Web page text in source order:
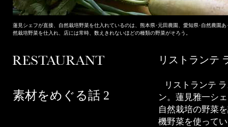
蓮見シェフが直接、自然栽培野菜を仕入れているのは、熊本県･元田農園、愛知県･自然農園
然栽培野菜を仕入れ、店には常時、数えきれないほどの種類の野菜がそろう。
素材をめぐる話 2
リストランテ
リストランテ
ン。蓮見雅一シ
自然栽培の野菜
機野菜を使って